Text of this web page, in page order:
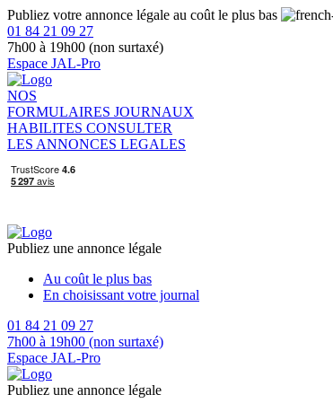
Publiez votre annonce légale au coût le plus bas
01 84 21 09 27
7h00 à 19h00 (non surtaxé)
Espace JAL-Pro
NOS
FORMULAIRES JOURNAUX
HABILITES CONSULTER
LES ANNONCES LEGALES
Publiez une annonce légale
Au coût le plus bas
En choisissant votre journal
01 84 21 09 27
7h00 à 19h00 (non surtaxé)
Espace JAL-Pro
Publiez une annonce légale